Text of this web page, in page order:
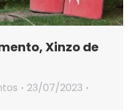
Xinzo de
23/07/2023